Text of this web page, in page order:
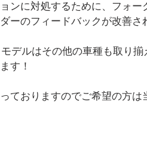
ンに対処するために、フォー
ーのフィードバックが改善さ
デルはその他の車種も取り
す！
ておりますのでご希望の方